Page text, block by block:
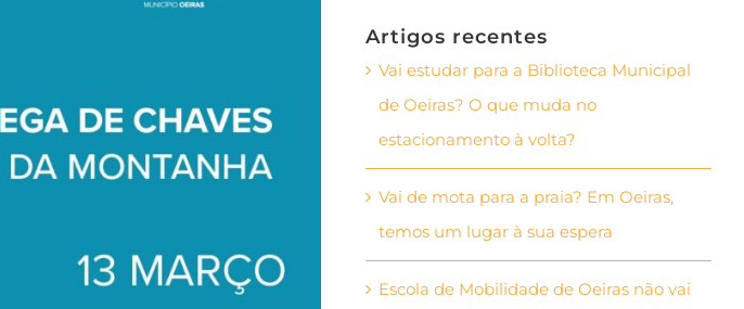
Artigos recentes
Vai estudar para a Biblioteca Municipal
de Oeiras? O que muda no
estacionamento à volta?
Vai de mota para a praia? Em Oeiras,
temos um lugar à sua espera
Escola de Mobilidade de Oeiras não vai